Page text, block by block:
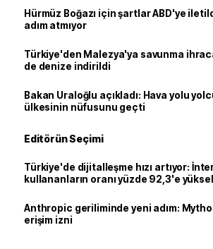
Hürmüz Boğazı için şartlar ABD'ye
adım atmıyor
Türkiye'den Malezya'ya savunma
de denize indirildi
Bakan Uraloğlu açıkladı: Hava yolu
ülkesinin nüfusunu geçti
Editörün Seçimi
Türkiye'de dijitalleşme hızı artıyor:
kullananların oranı yüzde 92,3'e
Anthropic geriliminde yeni adım:
erişim izni